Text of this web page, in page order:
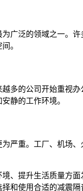
广泛的领域之一。
。
多的公司开始重视
静的工作环境。
严重。工厂、机场
、提升生活质量方
和使用合适的减震